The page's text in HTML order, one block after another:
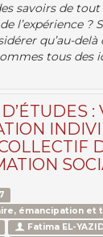
savoirs de
l’expérience ?
qu’au-delà
tous des
:
émancipation et
Fatima EL-